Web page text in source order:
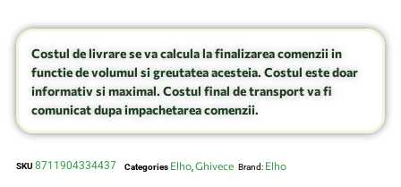
Costul de livrare se va calcula la finalizarea comenzii in
functie de volumul si greutatea acesteia. Costul este doar
informativ si maximal. Costul final de transport va fi
comunicat dupa impachetarea comenzii.
SKU 8711904334437 Categories Elho Ghivece Brand: Elho